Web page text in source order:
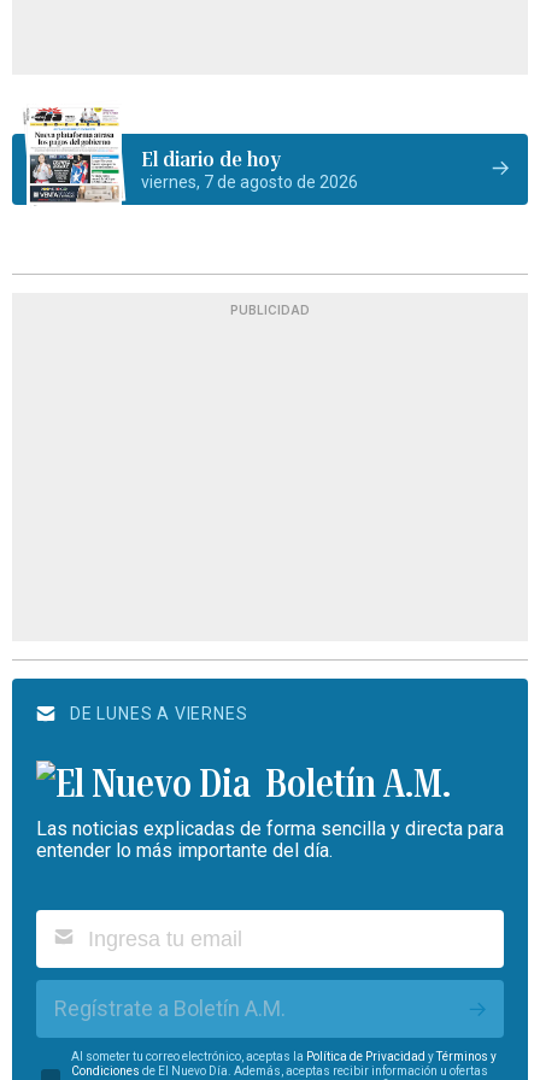
El diario de hoy
viernes, 7 de agosto de 2026
PUBLICIDAD
DE LUNES A VIERNES
Boletín A.M.
Las noticias explicadas de forma sencilla y directa para
entender lo más importante del día.
Regístrate a Boletín A.M.
Al someter tu correo electrónico, aceptas la Política de Privacidad yTérminos y
Condiciones de El Nuevo Día. Además, aceptas recibir información u ofertas